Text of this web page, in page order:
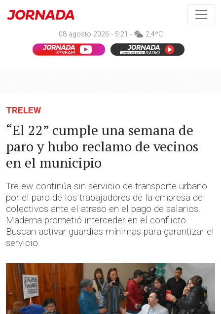
08 agosto 2026 - 5:21 - 2,4ºC
TRELEW
“El 22” cumple una semana de
paro y hubo reclamo de vecinos
en el municipio
Trelew continúa sin servicio de transporte urbano
por el paro de los trabajadores de la empresa de
colectivos ante el atraso en el pago de salarios.
Maderna prometió interceder en el conflicto.
Buscan activar guardias mínimas para garantizar el
servicio.